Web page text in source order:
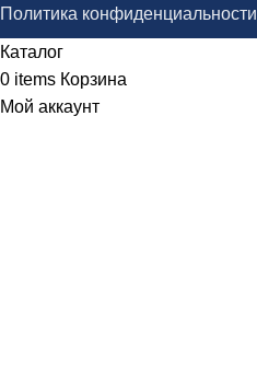
Политика конфиденциальности
Каталог
0 items Корзина
Мой аккаунт